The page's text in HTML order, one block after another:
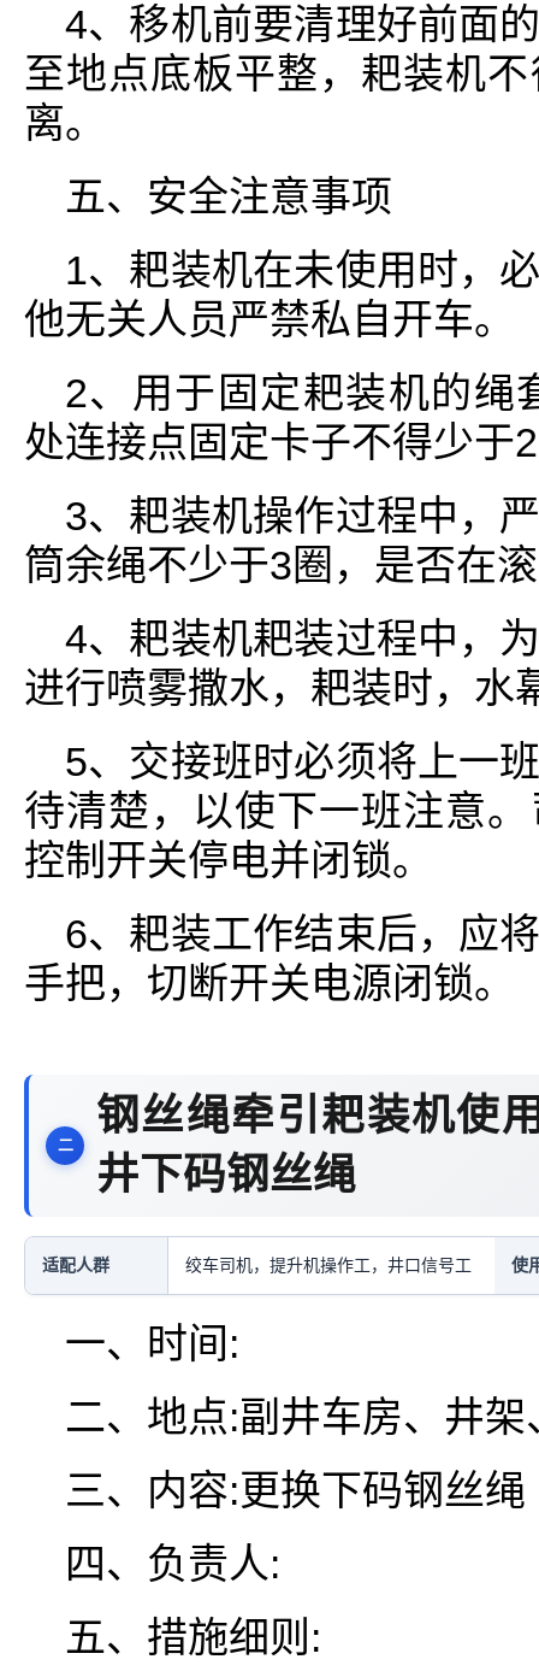
4、移机前要清理好前面
至地点底板平整，耙装机
离。
五、安全注意事项
1、耙装机在未使用时，
他无关人员严禁私自开车。
2、用于固定耙装机的绳
处连接点固定卡子不得少于
3、耙装机操作过程中，
筒余绳不少于3圈，是否在
4、耙装机耙装过程中，
进行喷雾撒水，耙装时，水
5、交接班时必须将上一
待清楚，以使下一班注意
控制开关停电并闭锁。
6、耙装工作结束后，应
手把，切断开关电源闭锁。
钢丝绳牵引耙装机使
井下码钢丝绳
适配人群 绞车司机，提升机操作工，井口信号工 使
一、时间:
二、地点:副井车房、井架
三、内容:更换下码钢丝绳
四、负责人:
五、措施细则: